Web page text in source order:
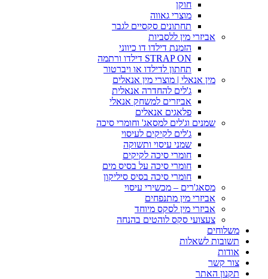
חוקן
מוצרי גאווה
תחתונים סקסיים לגבר
אביזרי מין ללסביות
הזמנת דילדו דו כיווני
STRAP ON דילדו ורתמה
תחתון לדילדו או ויברטור
מין אנאלי | מוצרי מין אנאלים
ג'לים להחדרה אנאלית
אביזרים למשחק אנאלי
פלאגים אנאלים
שמנים וג'לים למסאג' וחומרי סיכה
ג'לים לקיקים לעיסוי
שמני עיסוי ותשוקה
חומרי סיכה לקיקים
חומרי סיכה על בסיס מים
חומרי סיכה בסיס סיליקון
מסאג'רים – מכשירי עיסוי
אביזרי מין מתנפחים
אביזרי מין לסקס מיוחד
צעצועי סקס לוהטים בהנחה
משלוחים
תשובות לשאלות
אודות
צור קשר
תקנון האתר